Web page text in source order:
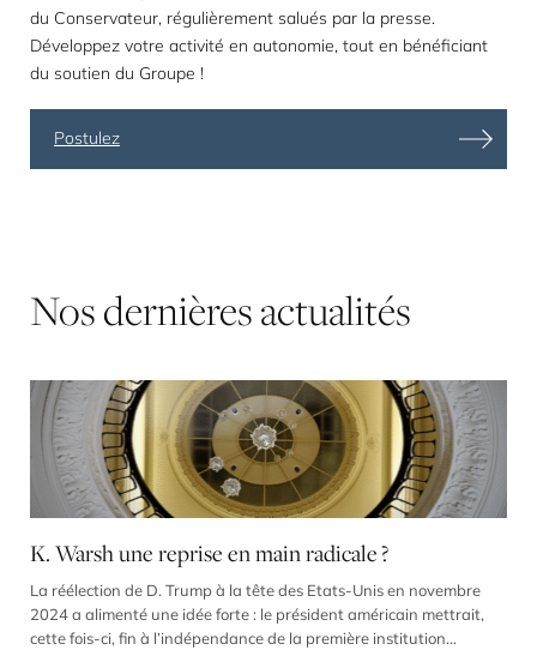
du Conservateur, régulièrement salués par la presse.
Développez votre activité en autonomie, tout en bénéficiant
du soutien du Groupe !
Postulez
Nosdernièresactualités
K. Warsh une reprise en main radicale ?
La réélection de D. Trump à la tête des Etats-Unis en novembre
2024 a alimenté une idée forte : le président américain mettrait,
cette fois-ci, fin à l’indépendance de la première institution